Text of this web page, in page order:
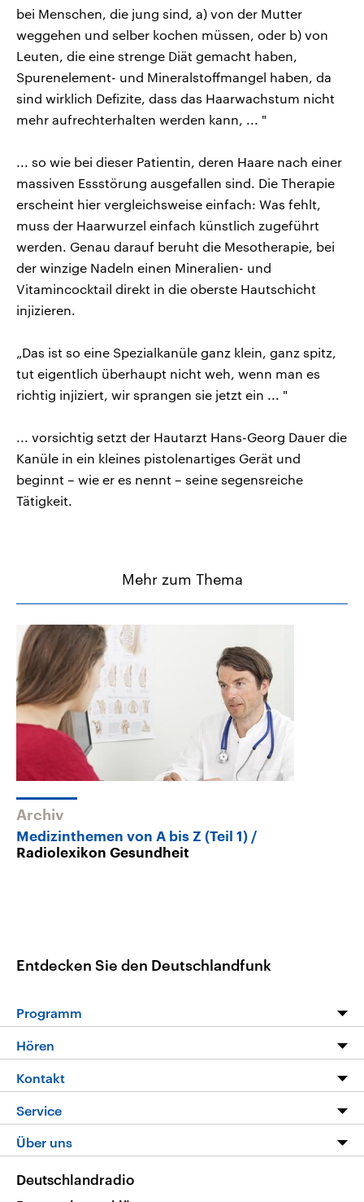
bei Menschen, die jung sind, a) von der Mutter
weggehen und selber kochen müssen, oder b) von
Leuten, die eine strenge Diät gemacht haben,
Spurenelement- und Mineralstoffmangel haben, da
sind wirklich Defizite, dass das Haarwachstum nicht
mehr aufrechterhalten werden kann, ... "
... so wie bei dieser Patientin, deren Haare nach einer
massiven Essstörung ausgefallen sind. Die Therapie
erscheint hier vergleichsweise einfach: Was fehlt,
muss der Haarwurzel einfach künstlich zugeführt
werden. Genau darauf beruht die Mesotherapie, bei
der winzige Nadeln einen Mineralien- und
Vitamincocktail direkt in die oberste Hautschicht
injizieren.
„Das ist so eine Spezialkanüle ganz klein, ganz spitz,
tut eigentlich überhaupt nicht weh, wenn man es
richtig injiziert, wir sprangen sie jetzt ein ... "
... vorsichtig setzt der Hautarzt Hans-Georg Dauer die
Kanüle in ein kleines pistolenartiges Gerät und
beginnt – wie er es nennt – seine segensreiche
Tätigkeit.
Mehr zum Thema
Archiv
Medizinthemen von A bis Z (Teil 1)
Radiolexikon Gesundheit
Entdecken Sie den Deutschlandfunk
Programm
Die Nachrichten
Nachrichtenleicht
Neue Beiträge auf dlf.de
Hören
Livestream
Podcasts
Deutschlandfunk App
Nachrichten App
Kontakt
Service
FAQ
Veranstaltungen
Über uns
Deutschlandradio